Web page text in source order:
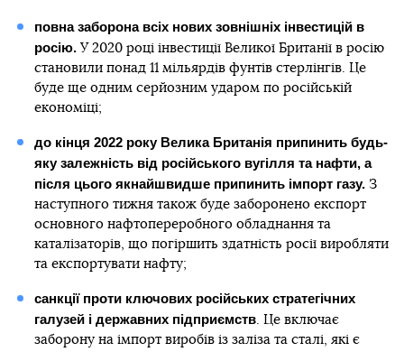
повна заборона всіх нових зовнішніх інвестицій в
росію. У 2020 році інвестиції Великої Британії в росію
становили понад 11 мільярдів фунтів стерлінгів. Це
буде ще одним серйозним ударом по російській
економіці;
до кінця 2022 року Велика Британія припинить будь-
яку залежність від російського вугілля та нафти, а
після цього якнайшвидше припинить імпорт газу.З
наступного тижня також буде заборонено експорт
основного нафтопереробного обладнання та
каталізаторів, що погіршить здатність росії виробляти
та експортувати нафту;
санкції проти ключових російських стратегічних
галузей і державних підприємств. Це включає
заборону на імпорт виробів із заліза та сталі, які є